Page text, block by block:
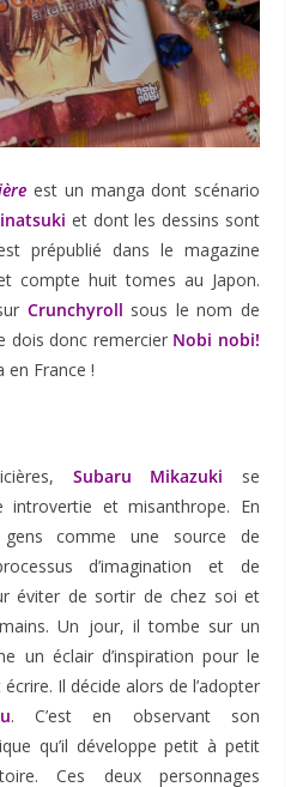
est un manga dont scénario
et dont les dessins sont
prépublié dans le magazine
compte huit tomes au Japon.
Crunchyroll sous le nom de
dois donc remercierNobi nobi!
en France !
Subaru Mikazuki se
introvertie et misanthrope. En
comme une source de
d’imagination et de
éviter de sortir de chez soi et
Un jour, il tombe sur un
un éclair d’inspiration pour le
Il décide alors de l’adopter
. C’est en observant son
qu’il développe petit à petit
Ces deux personnages